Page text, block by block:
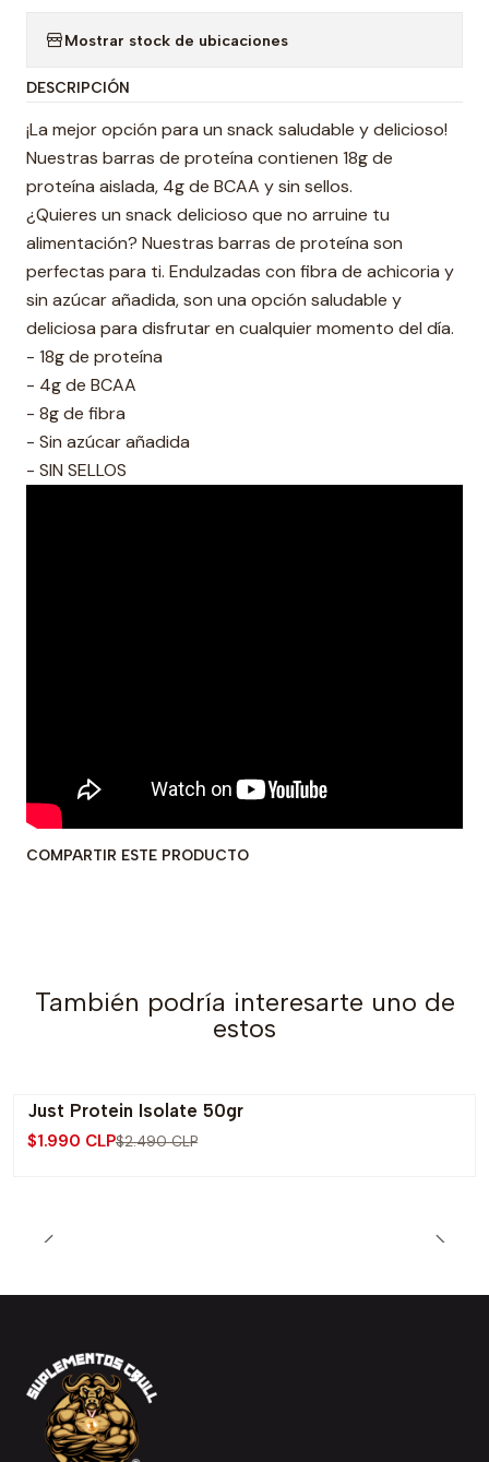
Mostrar stock de ubicaciones
DESCRIPCIÓN
¡La mejor opción para un snack saludable y delicioso!
Nuestras barras de proteína contienen 18g de
proteína aislada, 4g de BCAA y sin sellos.
¿Quieres un snack delicioso que no arruine tu
alimentación? Nuestras barras de proteína son
perfectas para ti. Endulzadas con fibra de achicoria y
sin azúcar añadida, son una opción saludable y
deliciosa para disfrutar en cualquier momento del día.
- 18g de proteína
- 4g de BCAA
- 8g de fibra
- Sin azúcar añadida
- SIN SELLOS
COMPARTIR ESTE PRODUCTO
También podría interesarte uno de
estos
-20% OFF
Just Protein Isolate 50gr
$1.990 CLP$2.490 CLP